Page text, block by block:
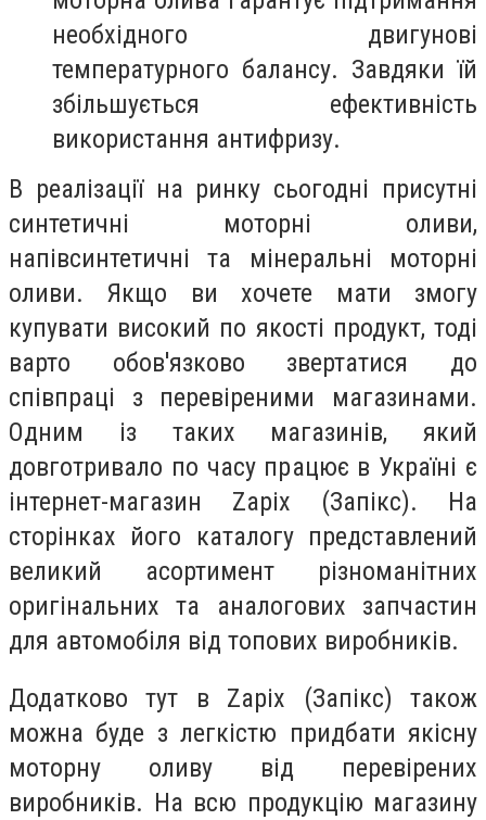
необхідного двигунові
температурного балансу. Завдяки їй
збільшується ефективність
використання антифризу.
В реалізації на ринку сьогодні присутні
синтетичні моторні оливи,
напівсинтетичні та мінеральні моторні
оливи. Якщо ви хочете мати змогу
купувати високий по якості продукт, тоді
варто обов'язково звертатися до
співпраці з перевіреними магазинами.
Одним із таких магазинів, який
довготривало по часу працює в Україні є
інтернет-магазин Zapix (Запікс). На
сторінках його каталогу представлений
великий асортимент різноманітних
оригінальних та аналогових запчастин
для автомобіля від топових виробників.
Додатково тут в Zapix (Запікс) також
можна буде з легкістю придбати якісну
моторну оливу від перевірених
виробників. На всю продукцію магазину